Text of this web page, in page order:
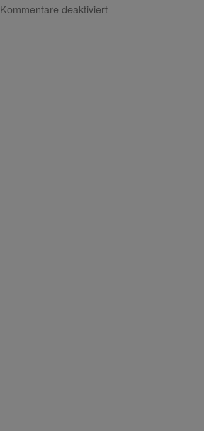
Kommentare deaktiviertfür